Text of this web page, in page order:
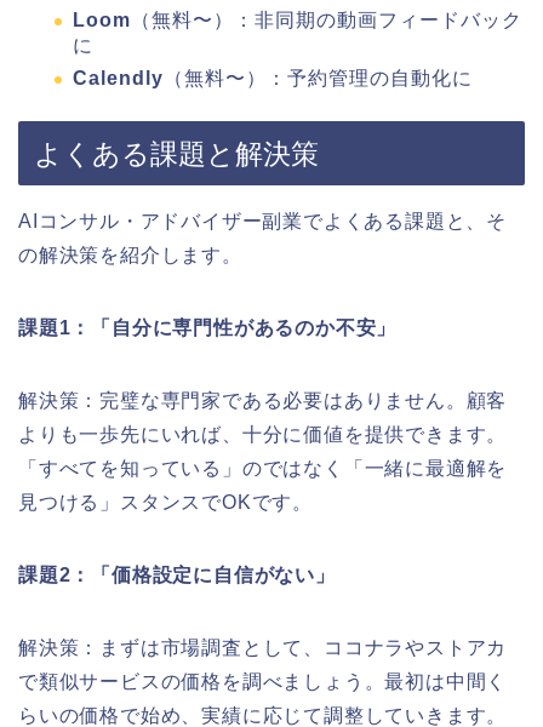
Loom （無料〜）：非同期の動画フィードバック
に
Calendly （無料〜）：予約管理の自動化に
よくある課題と解決策
AIコンサル・アドバイザー副業でよくある課題と、そ
の解決策を紹介します。
課題1：「自分に専門性があるのか不安」
解決策：完璧な専門家である必要はありません。顧客
よりも一歩先にいれば、十分に価値を提供できます。
「すべてを知っている」のではなく「一緒に最適解を
見つける」スタンスでOKです。
課題2：「価格設定に自信がない」
解決策：まずは市場調査として、ココナラやストアカ
で類似サービスの価格を調べましょう。最初は中間く
らいの価格で始め、実績に応じて調整していきます。